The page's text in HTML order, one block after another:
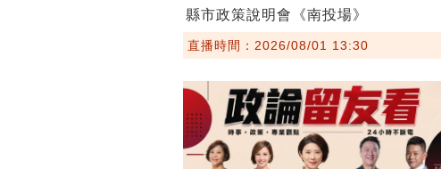
縣市政策說明會《南投場》
直播時間：2026/08/01 13:30